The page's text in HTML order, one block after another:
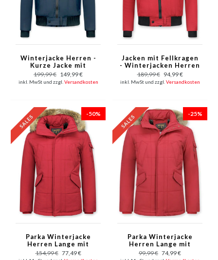
Winterjacke Herren -
Kurze Jacke mit
Fellkragen - Großer
Pelzkragen - Blau
199,99 € 149,99 €
inkl. MwSt und zzgl. Versandkosten
Jacken mit Fellkragen
- Winterjacken Herren
Kurze - Große
Pelzkragen - Rot
189,99 € 94,99 €
inkl. MwSt und zzgl. Versandkosten
-50%
Parka Winterjacke
Herren Lange mit
Fellkragen - Parka
Karo - Rot
154,99 € 77,49 €
-25%
Parka Winterjacke
Herren Lange mit
Fellkragen - Parka
Karo - Rot
99,99 € 74,99 €